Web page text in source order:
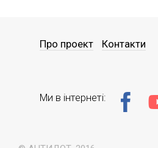
Про проект Контакти
Ми в інтернеті: